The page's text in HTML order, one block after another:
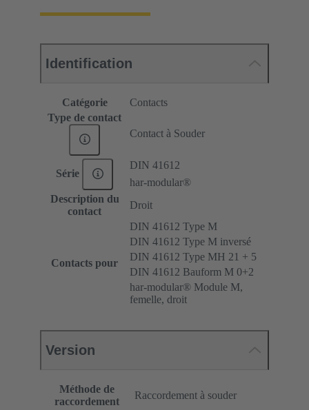
Identification
Catégorie
Contacts
Type de contact
Contact à Souder
Série
DIN 41612
har-modular®
Description du
contact
Droit
Contacts pour
DIN 41612 Type M
DIN 41612 Type M inversé
DIN 41612 Type MH 21 + 5
DIN 41612 Bauform M 0+2
har-modular® Module M,
femelle, droit
Version
Méthode de
raccordement
Raccordement à souder